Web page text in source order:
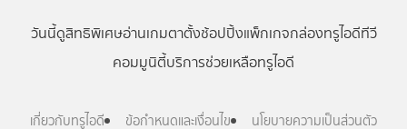
วันนี้ดูสิทธิพิเศษอ่านเกมตาตั้งช้อปปิ้งแพ็กเกจกล่องทรูไอดีทีวี
คอมมูนิตี้บริการช่วยเหลือทรูไอดี
เกี่ยวกับทรูไอดี ข้อกำหนดและเงื่อนไข นโยบายความเป็นส่วนตัว